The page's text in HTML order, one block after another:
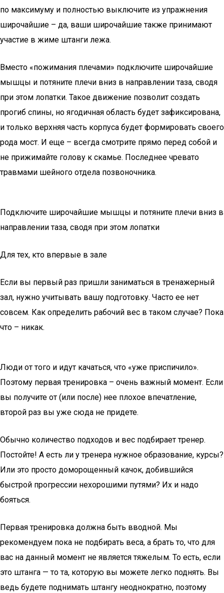
по максимуму и полностью выключите из упражнения
широчайшие – да, ваши широчайшие также принимают
участие в жиме штанги лежа.
Вместо «пожимания плечами» подключите широчайшие
мышцы и потяните плечи вниз в направлении таза, сводя
при этом лопатки. Такое движение позволит создать
прогиб спины, но ягодичная область будет зафиксирована,
и только верхняя часть корпуса будет формировать своего
рода мост. И еще – всегда смотрите прямо перед собой и
не прижимайте голову к скамье. Последнее чревато
травмами шейного отдела позвоночника.
Подключите широчайшие мышцы и потяните плечи вниз в
направлении таза, сводя при этом лопатки
Для тех, кто впервые в зале
Если вы первый раз пришли заниматься в тренажерный
зал, нужно учитывать вашу подготовку. Часто ее нет
совсем. Как определить рабочий вес в таком случае? Пока
что – никак.
Люди от того и идут качаться, что «уже приспичило».
Поэтому первая тренировка – очень важный момент. Если
вы получите от (или после) нее плохое впечатление,
второй раз вы уже сюда не придете.
Обычно количество подходов и вес подбирает тренер.
Постойте! А есть ли у тренера нужное образование, курсы?
Или это просто доморощенный качок, добившийся
быстрой прогрессии нехорошими путями? Их и надо
бояться.
Первая тренировка должна быть вводной. Мы
рекомендуем пока не подбирать веса, а брать то, что для
вас на данный момент не является тяжелым. То есть, если
это штанга — то та, которую вы можете легко поднять. Вы
ведь будете поднимать штангу неоднократно, поэтому